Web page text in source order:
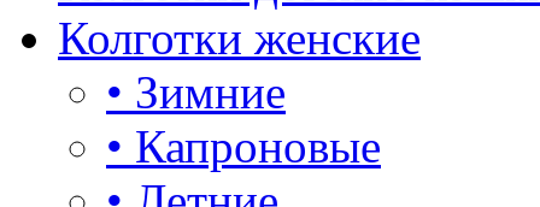
Колготки женские
• Зимние
• Капроновые